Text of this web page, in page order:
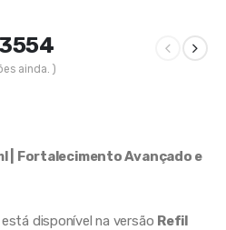
3554
ainda. )
| Fortalecimento Avançado e
disponível na versão Refil